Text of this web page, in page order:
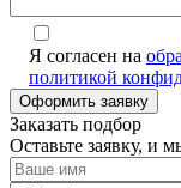
Я согласен на
политикой
Заказать подбор
Оставьте заявку, и